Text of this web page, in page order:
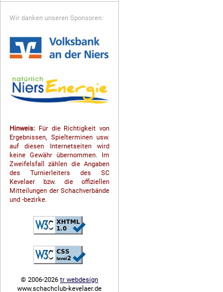
Wir danken unseren Sponsoren:
Hinweis: Für die Richtigkeit von
Ergebnissen, Spielterminen usw.
auf diesen Internetseiten wird
keine Gewähr übernommen. Im
Zweifelsfall zählen die Angaben
des Turnierleiters des SC
Kevelaer bzw. die offiziellen
Mitteilungen der Schach­ver­bände
und -bezirke.
© 2006-2026 tr webdesign
www.schachclub-kevelaer.de